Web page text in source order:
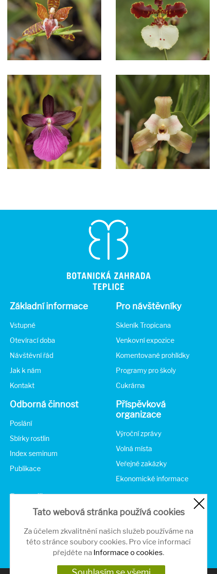
Tato webová stránka používá cookies
Za účelem zkvalitnění našich služeb používáme na
této stránce soubory cookies. Pro více informací
přejděte na Informace o cookies.
Základní informace
Vstupné
Otevírací doba
Návštěvní řád
Jak k nám
Kontakt
Pro návštěvníky
Skleník Tropicana
Venkovní expozice
Komentované prohlídky
Programy pro školy
Cukrárna
Odborná činnost
Poslání
Sbírky rostlin
Index seminum
Publikace
Příspěvková
organizace
Výroční zprávy
Volná místa
Veřejné zakázky
Ekonomické informace
Partneři